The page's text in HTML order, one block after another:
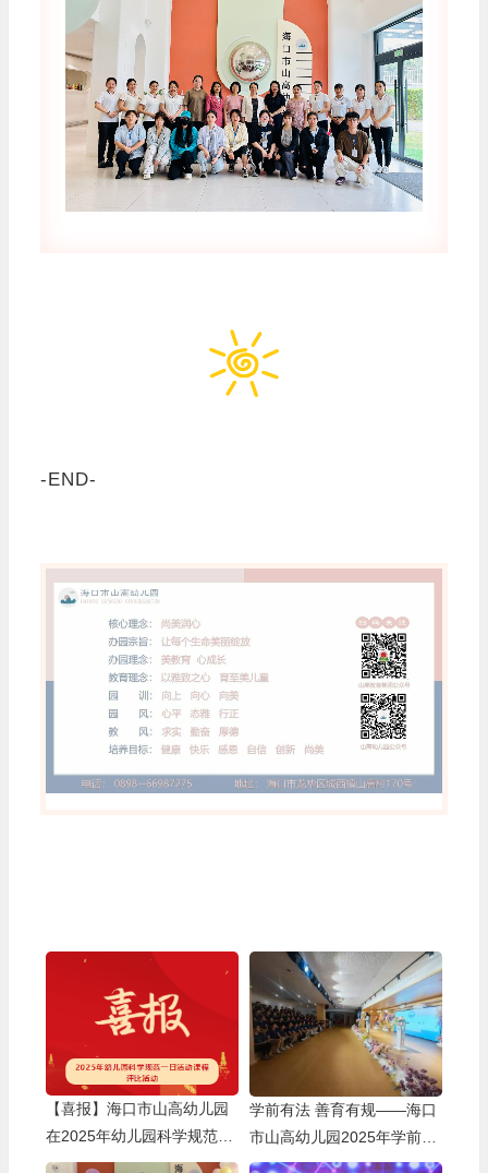
-END-
【喜报】海口市山高幼儿园
在2025年幼儿园科学规范一
日活动课程评比活动中荣获
学前有法 善育有规——海口
市山高幼儿园2025年学前教
育宣传月启动仪式暨《学前